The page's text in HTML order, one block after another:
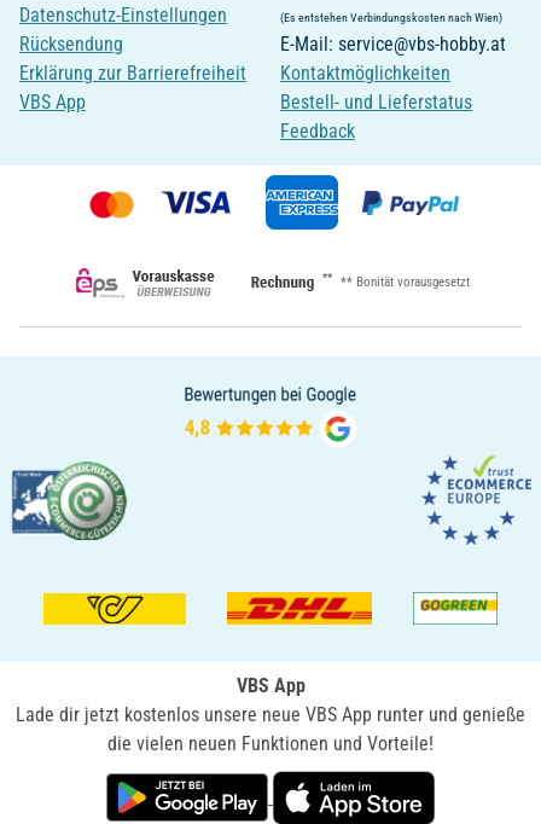
Datenschutz-Einstellungen
Rücksendung
Erklärung zur Barrierefreiheit
VBS App
(Es entstehen Verbindungskosten nach Wien)
E-Mail: service@vbs-hobby.at
Kontaktmöglichkeiten
Bestell- und Lieferstatus
Feedback
** ** Bonität vorausgesetzt
VBS App
Lade dir jetzt kostenlos unsere neue VBS App runter und genieße
die vielen neuen Funktionen und Vorteile!